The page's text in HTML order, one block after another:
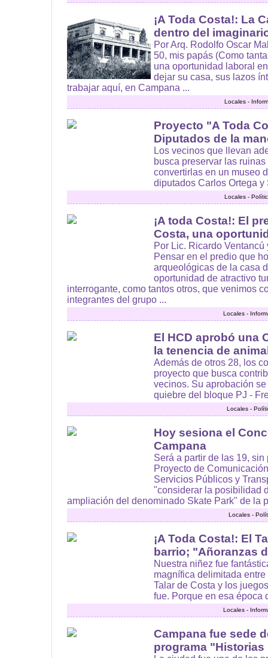
¡A Toda Costa!: La
dentro del
Por Arq. Rodolfo Oscar
50, mis papás (Como
una oportunidad laboral
dejar su casa, sus lazos
trabajar aquí, en Campana ...
Locales -
Proyecto "A Toda
Diputados de la
Los vecinos que llevan
busca preservar las
convertirlas en un museo
diputados Carlos Ortega y
Locales -
¡A toda Costa!: El
Costa, una
Por Lic. Ricardo
Pensar en el predio que
arqueológicas de la casa
oportunidad de atractivo
interrogante, como tantos otros, que venimos
integrantes del grupo ...
Locales -
El HCD aprobó una
la tenencia de
Además de otros 28, los
proyecto que busca
vecinos. Su aprobación
quiebre del bloque PJ -
Locales -
Hoy sesiona el
Campana
Será a partir de las 19,
Proyecto de
Servicios Públicos y
"considerar la posibilidad
ampliación del denominado Skate Park" de la
Locales -
¡A Toda Costa!: El
barrio; "Añoranzas
Nuestra niñez fue
magnífica delimitada
Talar de Costa y los
fue. Porque en esa época
Locales -
Campana fue sede
programa "Historias